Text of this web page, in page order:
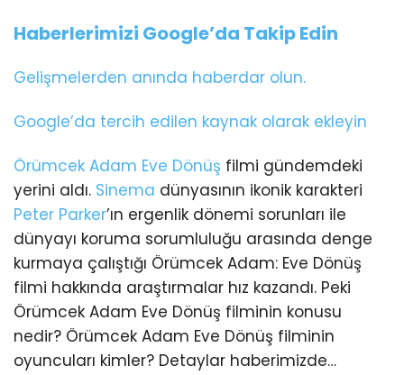
Haberlerimizi Google’da Takip Edin
Gelişmelerden anında haberdar olun.
Google’da tercih edilen kaynak olarak ekleyin
Örümcek Adam Eve Dönüş filmi gündemdeki
yerini aldı. Sinema dünyasının ikonik karakteri
Peter Parker’ın ergenlik dönemi sorunları ile
dünyayı koruma sorumluluğu arasında denge
kurmaya çalıştığı Örümcek Adam: Eve Dönüş
filmi hakkında araştırmalar hız kazandı. Peki
Örümcek Adam Eve Dönüş filminin konusu
nedir? Örümcek Adam Eve Dönüş filminin
oyuncuları kimler? Detaylar haberimizde…